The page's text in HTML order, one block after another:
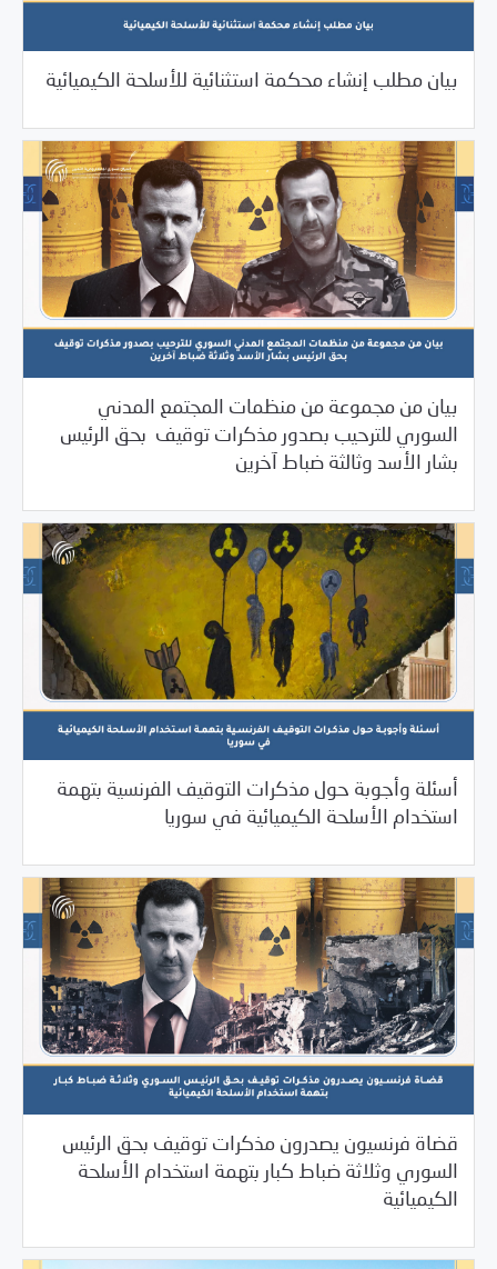
بيان مطلب إنشاء محكمة استثنائية للأسلحة الكيميائية
بيان من مجموعة من منظمات المجتمع المدني
السوري للترحيب بصدور مذكرات توقيف بحق الرئيس
بشار الأسد وثالثة ضباط آخرين
11/24/2023
2023
/بيانات المركز
أسئلة وأجوبة حول مذكرات التوقيف الفرنسية بتهمة
استخدام الأسلحة الكيميائية في سوريا
11/15/2023
2023
/بيانات المركز
قضاة فرنسيون يصدرون مذكرات توقيف بحق الرئيس
السوري وثلاثة ضباط كبار بتهمة استخدام الأسلحة
الكيميائية
11/15/2023
2023
/بيانات المركز